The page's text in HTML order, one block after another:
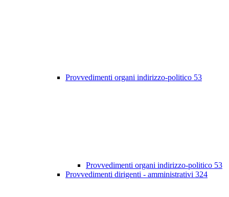
Provvedimenti organi indirizzo-politico 53
Provvedimenti organi indirizzo-politico 53
Provvedimenti dirigenti - amministrativi 324